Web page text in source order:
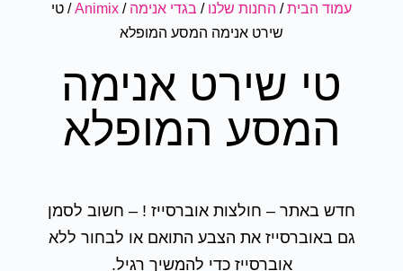
עמוד הבית/ החנות שלנו / בגדי אנימה /
Animix/ טי
שירט אנימה המסע המופלא
טי שירט אנימה
המסע המופלא
חדש באתר – חולצות אוברסייז ! – חשוב לסמן
גם באוברסייז את הצבע התואם או לבחור ללא
אוברסייז כדי להמשיך רגיל.